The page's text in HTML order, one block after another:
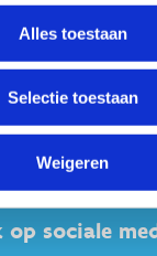
Alles toestaan
Selectie toestaan
Weigeren
op sociale